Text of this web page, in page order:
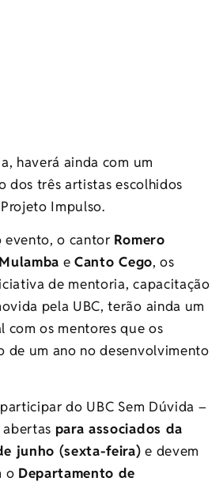
haverá ainda com um
dos três artistas escolhidos
Impulso.
evento, o cantor Romero
Mulamba eCanto Cego, os
de mentoria, capacitação
pela UBC, terão ainda um
com os mentores que os
de um ano no desenvolvimento
do UBC Sem Dúvida –
para associados da
junho (sexta-feira) e devem
o Departamento de